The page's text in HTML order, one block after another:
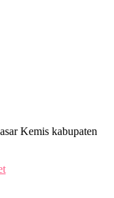
Kemis kabupaten